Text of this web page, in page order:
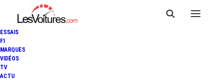
ESSAIS
F1
MARQUES
VIDÉOS
TV
ACTU
EVÈNEMENT : 2MANYDJS (DJ